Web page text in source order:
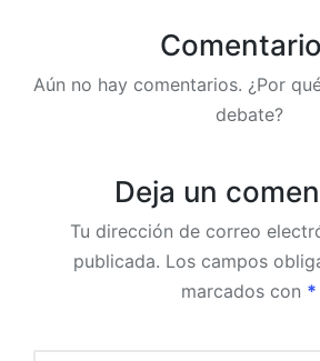
Aún no hay comentarios. ¿Por
debate?
Deja un
Tu dirección de correo
publicada. Los campos
marcados con *